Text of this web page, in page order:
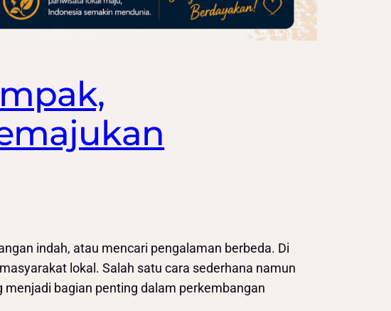
indah, atau mencari pengalaman berbeda. Di
lokal. Salah satu cara sederhana namun
bagian penting dalam perkembangan